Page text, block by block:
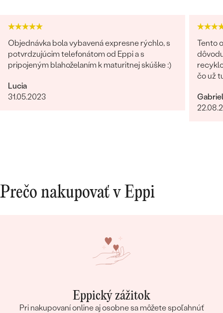
Objednávka bola vybavená expresne rýchlo, s
potvrdzujúcim telefonátom od Eppi a s
pripojeným blahoželaním k maturitnej skúške :)
Lucia
31.05.2023
Tento
čo už
namiesto
Prečo nakupovať v Eppi
Eppický zážitok
Pri nakupovaní online aj osobne sa môžete spoľahnúť